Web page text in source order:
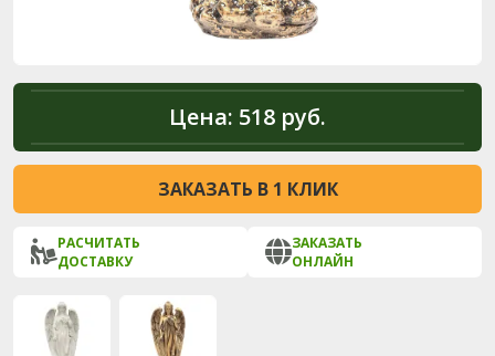
Цена: 518 руб.
ЗАКАЗАТЬ В 1 КЛИК
РАСЧИТАТЬ
ДОСТАВКУ
ЗАКАЗАТЬ
ОНЛАЙН